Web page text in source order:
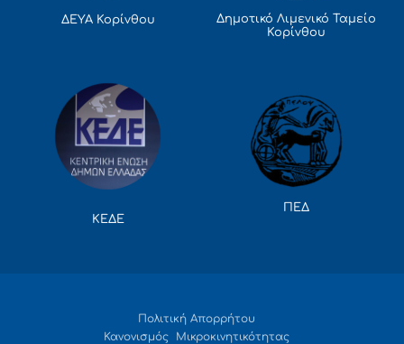
ΔΕΥΑ Κορίνθου
Δημοτικό Λιμενικό Ταμείο
Κορίνθου
ΚΕΔΕ
ΠΕΔ
Πολιτική Απορρήτου
Κανονισμός Μικροκινητικότητας